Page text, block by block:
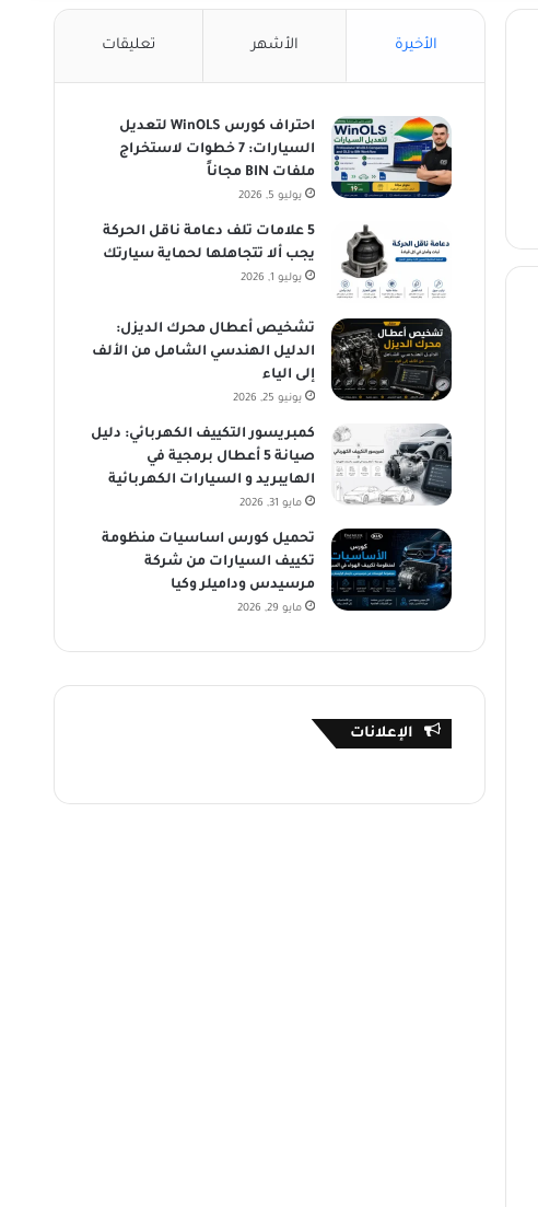
الأخيرة الأشهر تعليقات
احتراف كورس WinOLS لتعديل
السيارات: 7 خطوات لاستخراج
ملفات BIN مجاناً
يوليو 5, 2026
5 علامات تلف دعامة ناقل الحركة
يجب ألا تتجاهلها لحماية سيارتك
يوليو 1, 2026
تشخيص أعطال محرك الديزل:
الدليل الهندسي الشامل من الألف
إلى الياء
يونيو 25, 2026
كمبريسور التكييف الكهربائي: دليل
صيانة 5 أعطال برمجية في
الهايبريد و السيارات الكهربائية
مايو 31, 2026
تحميل كورس اساسيات منظومة
تكييف السيارات من شركة
مرسيدس وداميلر وكيا
مايو 29, 2026
الإعلانات